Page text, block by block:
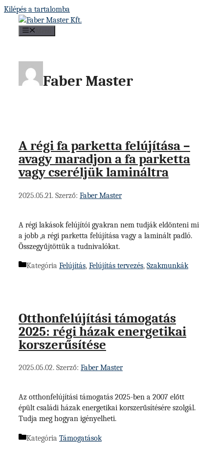
Kilépés a tartalomba
Faber Master
A régi fa parketta felújítása –
avagy maradjon a fa parketta
vagy cseréljük lamináltra
2025.05.21. Szerző: Faber Master
A régi lakások felújítói gyakran nem tudják eldönteni mi
a jobb ,a régi parketta felújítása vagy a laminált padló.
Összegyűjtöttük a tudnivalókat.
Kategória Felújítás, Felújítás tervezés, Szakmunkák
Otthonfelújítási támogatás
2025: régi házak energetikai
korszerűsítése
2025.05.02. Szerző: Faber Master
Az otthonfelújítási támogatás 2025-ben a 2007 előtt
épült családi házak energetikai korszerűsítésére szolgál.
Tudja meg hogyan igényelheti.
Kategória Támogatások